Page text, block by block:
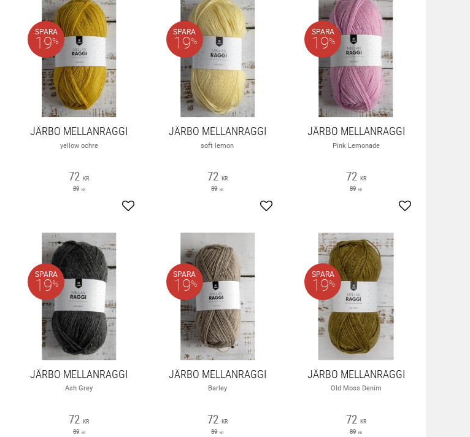
till i favoriter
JÄRBO MELLANRAGGI
yellow ochre
72 KR
89 KR
SPARA
19%
Lägg till i favoriter
JÄRBO MELLANRAGGI
soft lemon
72 KR
89 KR
SPARA
19%
Lägg till i favoriter
JÄRBO MELLANRAGGI
Pink Lemonade
72 KR
89 KR
SPARA
19%
Lägg till i
JÄRBO MELLANRAGGI
Ash Grey
72 KR
89 KR
SPARA
19%
JÄRBO MELLANRAGGI
Barley
72 KR
89 KR
SPARA
19%
JÄRBO MELLANRAGGI
Old Moss Denim
72 KR
89 KR
SPARA
19%